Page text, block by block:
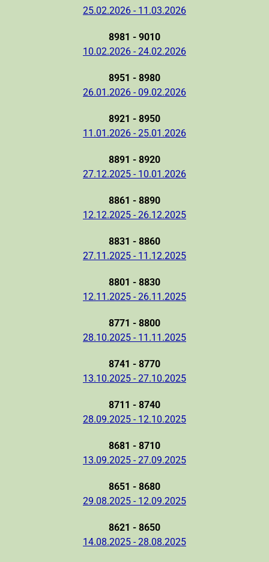
25.02.2026 - 11.03.2026
8981 - 9010
10.02.2026 - 24.02.2026
8951 - 8980
26.01.2026 - 09.02.2026
8921 - 8950
11.01.2026 - 25.01.2026
8891 - 8920
27.12.2025 - 10.01.2026
8861 - 8890
12.12.2025 - 26.12.2025
8831 - 8860
27.11.2025 - 11.12.2025
8801 - 8830
12.11.2025 - 26.11.2025
8771 - 8800
28.10.2025 - 11.11.2025
8741 - 8770
13.10.2025 - 27.10.2025
8711 - 8740
28.09.2025 - 12.10.2025
8681 - 8710
13.09.2025 - 27.09.2025
8651 - 8680
29.08.2025 - 12.09.2025
8621 - 8650
14.08.2025 - 28.08.2025